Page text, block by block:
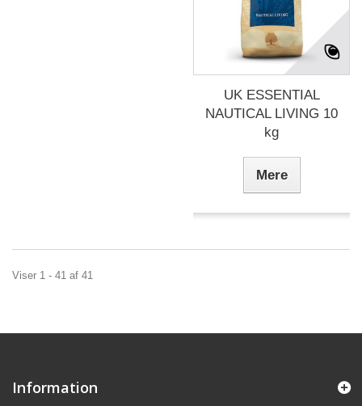
UK ESSENTIAL
NAUTICAL LIVING 10
kg
Mere
Viser 1 - 41 af 41
Information